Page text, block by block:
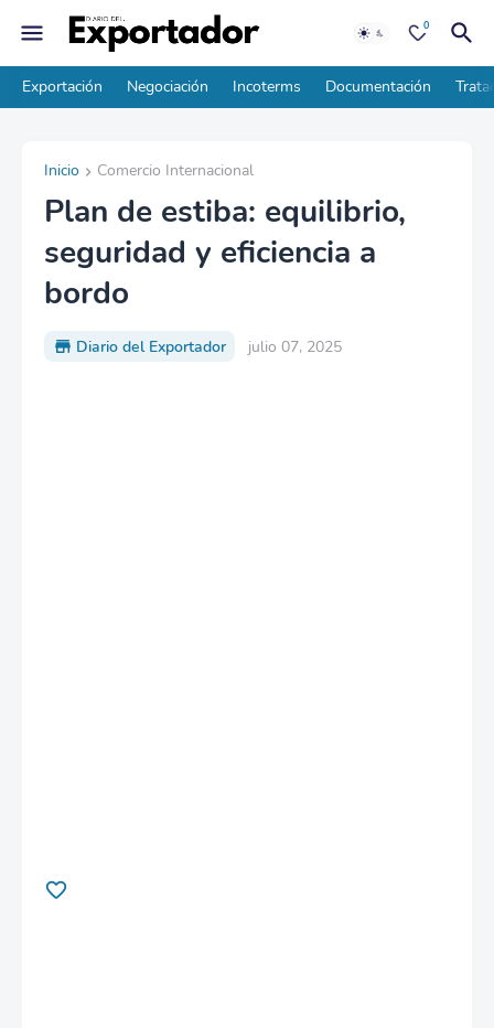
0
Exportación Negociación Incoterms Documentación
Inicio Comercio Internacional
Plan de estiba: equilibrio,
seguridad y eficiencia a
bordo
Diario del Exportador julio 07, 2025